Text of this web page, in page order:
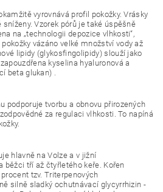
vyrovnává profil pokožky. Vrásky
Vzorek pórů je také úspěšně
na „technologii depozice vlhkosti“,
vázáno velké množství vody až
lipidy (glykosfingolipidy) slouží jako
kyselina hyaluronová a
beta glukan) .
podporuje tvorbu a obnovu přirozených
za regulaci vlhkosti. To napíná
hlavně na Volze a v jižní
běžci tří až čtyřletého keře. Kořen
tzv. Triterpenových
silně sladký ochutnávací glycyrrhizin -